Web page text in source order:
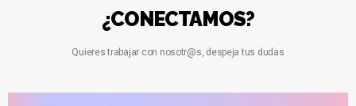
¿CONECTAMOS?
Quieres trabajar con nosotr@s, despeja tus dudas